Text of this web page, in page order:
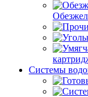
Системы